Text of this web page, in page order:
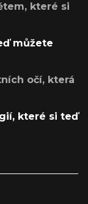
které si
můžete
očí, která
které si teď